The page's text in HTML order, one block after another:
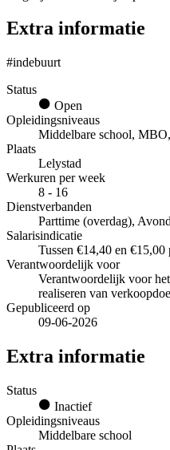
Extra informatie
#indebuurt
Status
Open
Opleidingsniveaus
Middelbare school,
Plaats
Lelystad
Werkuren per week
8 - 16
Dienstverbanden
Parttime (overdag),
Salarisindicatie
Tussen €14,40 en €15,00
Verantwoordelijk voor
Verantwoordelijk voor
realiseren van
Gepubliceerd op
09-06-2026
Extra informatie
Status
Inactief
Opleidingsniveaus
Middelbare school